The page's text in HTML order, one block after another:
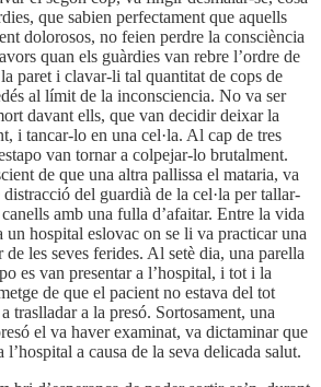
que sabien perfectament que aquells
dolorosos, no feien perdre la consciència
quan els guàrdies van rebre l’ordre de
paret i clavar-li tal quantitat de cops de
al límit de la inconsciencia. No va ser
davant ells, que van decidir deixar la
i tancar-lo en una cel·la. Al cap de tres
van tornar a colpejar-lo brutalment.
de que una altra pallissa el mataria, va
del guardià de la cel·la per tallar-
amb una fulla d’afaitar. Entre la vida
un hospital eslovac on se li va practicar una
de les seves ferides. Al setè dia, una parella
es van presentar a l’hospital, i tot i la
de que el pacient no estava del tot
traslladar a la presó. Sortosament, una
el va haver examinat, va dictaminar que
a causa de la seva delicada salut.